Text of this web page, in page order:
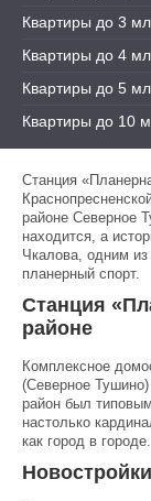
Квартиры до 3
Квартиры до 4
Квартиры до 5
Квартиры до 10
Станция
районе Северное
находится, а
Чкалова, одним из
планерный спорт.
Станция
районе
Комплексное
(Северное
район был
настолько
как город в городе.